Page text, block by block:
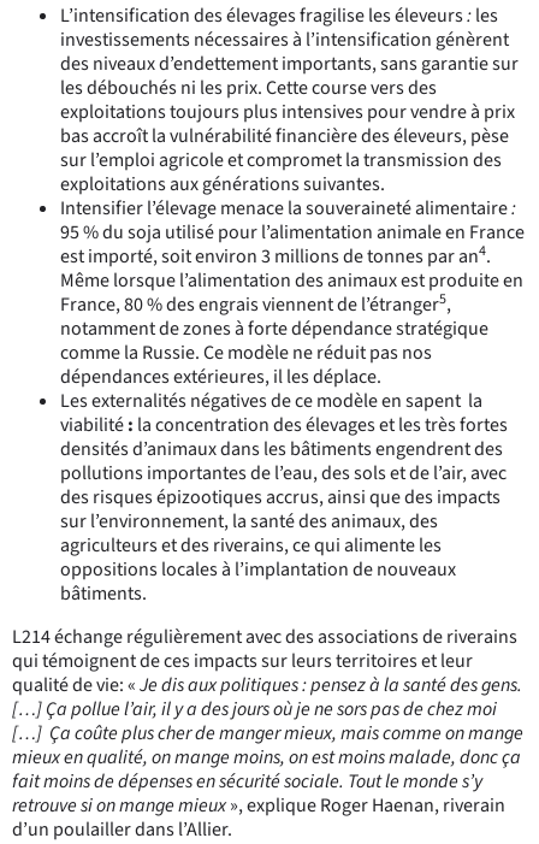
L’intensification des élevages fragilise les éleveurs:les
investissements nécessaires à l’intensification génèrent
des niveaux d’endettement importants, sans garantie sur
les débouchés ni les prix. Cette course vers des
exploitations toujours plus intensives pour vendre à prix
bas accroît la vulnérabilité financière des éleveurs, pèse
sur l’emploi agricole et compromet la transmission des
exploitations aux générations suivantes.
Intensifier l’élevage menace la souveraineté alimentaire:
95 % du soja utilisé pour l’alimentation animale en France
est importé, soit environ 3 millions de tonnes par an4.
Même lorsque l’alimentation des animaux est produite en
France, 80 % des engrais viennent de l’étranger5,
notamment de zones à forte dépendance stratégique
comme la Russie. Ce modèle ne réduit pas nos
dépendances extérieures, il les déplace.
Les externalités négatives de ce modèle en sapent la
viabilité: la concentration des élevages et les très fortes
densités d’animaux dans les bâtiments engendrent des
pollutions importantes de l’eau, des sols et de l’air, avec
des risques épizootiques accrus, ainsi que des impacts
sur l’environnement, la santé des animaux, des
agriculteurs et des riverains, ce qui alimente les
oppositions locales à l’implantation de nouveaux
bâtiments.
L214 échange régulièrement avec des associations de riverains
qui témoignent de ces impacts sur leurs territoires et leur
qualité de vie: «Je dis aux politiques : pensez à la santé des gens.
[…] Ça pollue l’air, il y a des jours où je ne sors pas de chez moi
[…] Ça coûte plus cher de manger mieux, mais comme on mange
mieux en qualité, on mange moins, on est moins malade, donc ça
fait moins de dépenses en sécurité sociale. Tout le monde s’y
retrouve si on mange mieux», explique Roger Haenan, riverain
d’un poulailler dans l’Allier.